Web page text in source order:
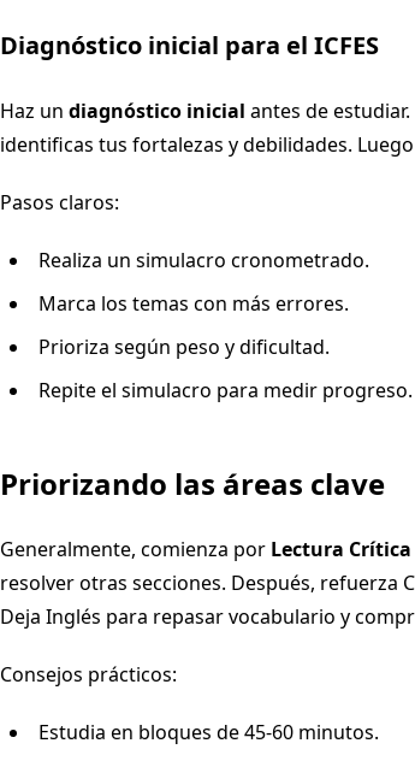
Diagnóstico inicial para el ICFES
Haz un diagnóstico inicial antes de
identificas tus fortalezas y debilidades.
Pasos claros:
Realiza un simulacro cronometrado.
Marca los temas con más errores.
Prioriza según peso y dificultad.
Repite el simulacro para medir progreso.
Priorizando las áreas clave
Generalmente, comienza por Lectura Crítica
resolver otras secciones. Después, refuerza
Deja Inglés para repasar vocabulario y
Consejos prácticos:
Estudia en bloques de 45-60 minutos.